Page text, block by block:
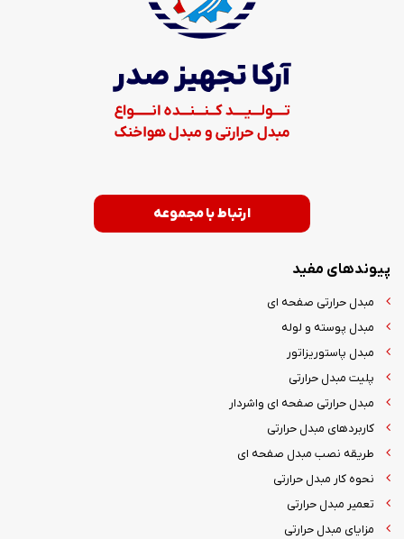
ارتباط با مجموعه
پیوندهای مفید
مبدل حرارتی صفحه ای
مبدل پوسته و لوله
مبدل پاستوریزاتور
پلیت مبدل حرارتی
مبدل حرارتی صفحه ای واشردار
کاربردهای مبدل حرارتی
طریقه نصب مبدل صفحه ای
نحوه کار مبدل حرارتی
تعمیر مبدل حرارتی
مزایای مبدل حرارتی